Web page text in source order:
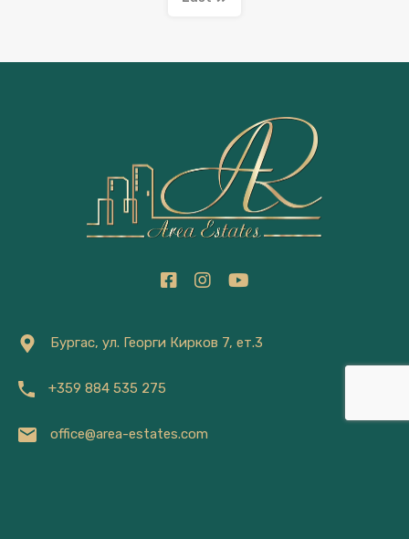
Бургас, ул. Георги Кирков 7, ет.3
+359 884 535 275
office@area-estates.com